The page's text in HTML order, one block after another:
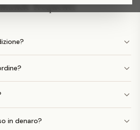
frequenti
in denaro?